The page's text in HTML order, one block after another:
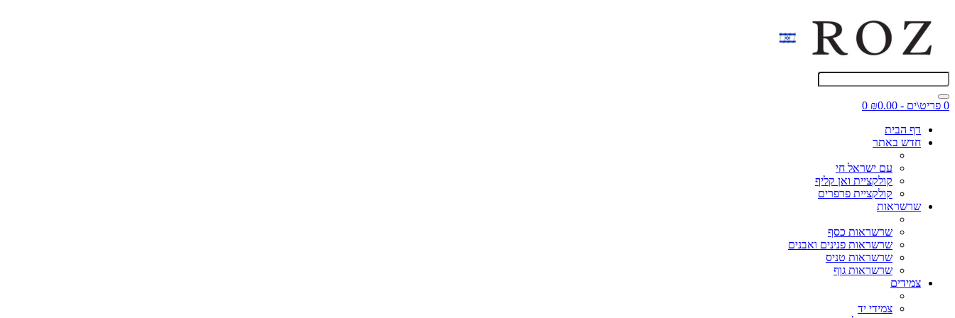
0 פריט\ים - ₪0.00
0
דף הבית
חדש באתר
עם ישראל חי
קולקציית ואן קליף
קולקציית פרפרים
שרשראות
שרשראות כסף
שרשראות פנינים ואבנים
שרשראות טניס
שרשראות גוף
צמידים
צמידי יד